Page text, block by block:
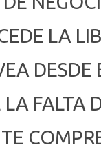
LA
DESDE
FALTA